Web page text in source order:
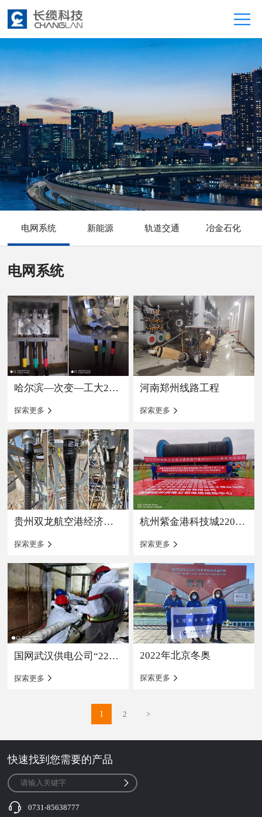
电网系统 新能源 轨道交通 冶金石化
电网系统
哈尔滨—次变—工大220千伏线路工程
探索更多
河南郑州线路工程
探索更多
贵州双龙航空港经济区220kV筑赤I回、筑赤II回迁改工程
探索更多
杭州紫金港科技城220kV架空线上改下工程
探索更多
国网武汉供电公司“220kV钢嘴二回”抗疫抢险
探索更多
2022年北京冬奥
探索更多
1 2 >
快速找到您需要的产品
0731-85638777